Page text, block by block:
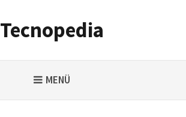
Tecnopedia
MENÜ